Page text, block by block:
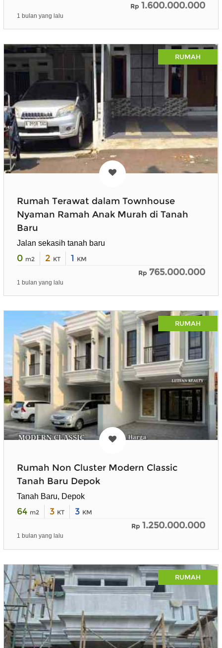
Rp 1.600.000.000
1 bulan yang lalu
RUMAH
Rumah Terawat dalam Townhouse
Nyaman Ramah Anak Murah di Tanah
Baru
Jalan sekasih tanah baru
0 m2 2 KT 1 KM
Rp 765.000.000
1 bulan yang lalu
RUMAH
Rumah Non Cluster Modern Classic
Tanah Baru Depok
Tanah Baru, Depok
64 m2 3 KT 3 KM
Rp 1.250.000.000
1 bulan yang lalu
RUMAH